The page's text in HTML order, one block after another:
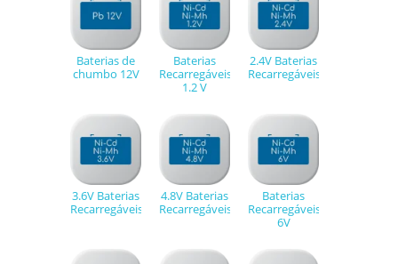
Baterias de
chumbo 12V
Baterias
Recarregáveis
1.2 V
2.4V Baterias
Recarregáveis
3.6V Baterias
Recarregáveis
4.8V Baterias
Recarregáveis
Baterias
Recarregáveis
6V